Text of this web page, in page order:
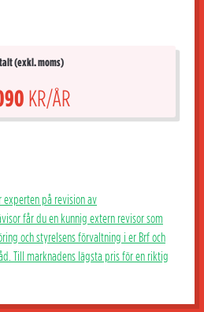
(exkl. moms)
KR/ÅR
experten på revision av
får du en kunnig extern revisor som
och styrelsens förvaltning i er Brf och
Till marknadens lägsta pris för en riktig